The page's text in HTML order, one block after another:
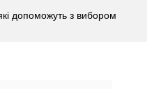
допоможуть з вибором